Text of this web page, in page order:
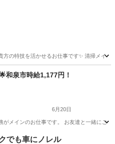
の特技を活かせるお仕事です✨ 清掃メイ
和泉市時給1,177円！
6月20日
がメインのお仕事です。 お友達と一緒に
でも車にノレル